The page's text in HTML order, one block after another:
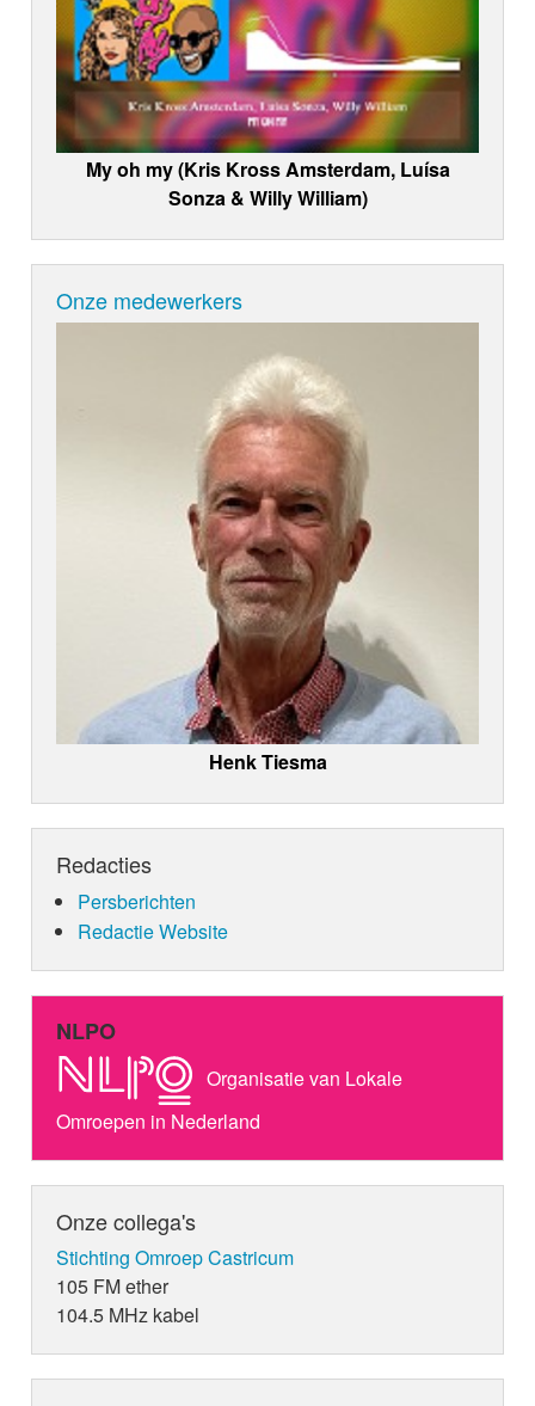
My oh my (Kris Kross Amsterdam, Luísa
Sonza & Willy William)
Onze medewerkers
Henk Tiesma
Redacties
Persberichten
Redactie Website
NLPO
Organisatie van Lokale
Omroepen in Nederland
Onze collega's
Stichting Omroep Castricum
105 FM ether
104.5 MHz kabel